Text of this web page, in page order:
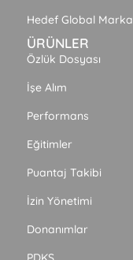
Hedef Global Marka
ÜRÜNLER
Özlük Dosyası
İşe Alım
Performans
Eğitimler
Puantaj Takibi
İzin Yönetimi
Donanımlar